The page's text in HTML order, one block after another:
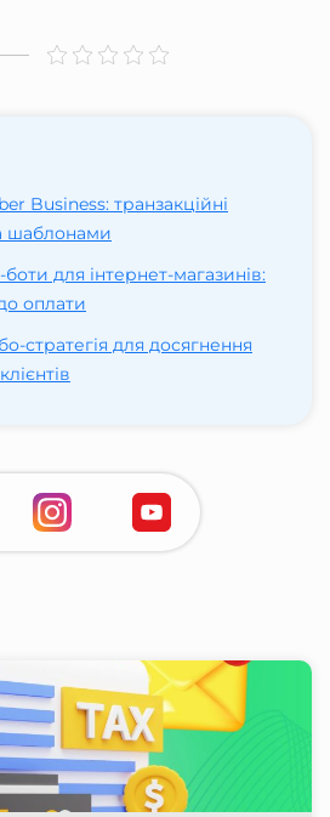
Business: транзакційні
шаблонами
боти для інтернет-магазинів:
оплати
стратегія для досягнення